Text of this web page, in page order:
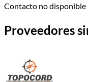
Contacto no disponible
Proveedores